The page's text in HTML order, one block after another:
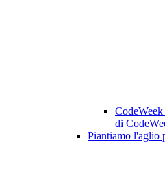
di
Piantiamo l'aglio